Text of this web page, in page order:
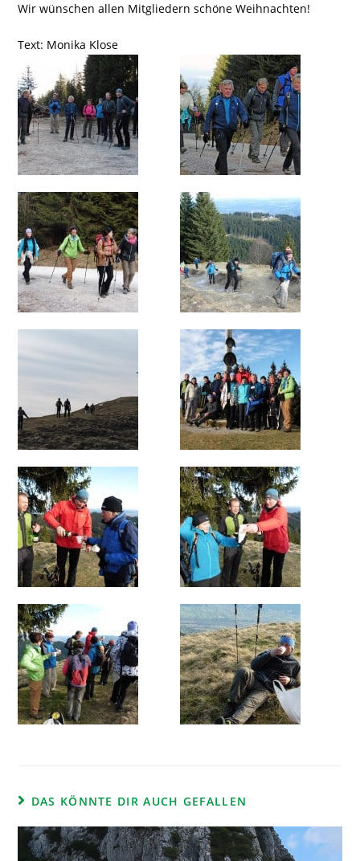
Wir wünschen allen Mitgliedern schöne Weihnachten!
Text: Monika Klose
DAS KÖNNTE DIR AUCH GEFALLEN